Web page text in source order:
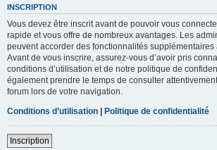
INSCRIPTION
Vous devez être inscrit avant de pouvoir vous
rapide et vous offre de nombreux avantages. Les
peuvent accorder des fonctionnalités supplémentaires
Avant de vous inscrire, assurez-vous d’avoir pris
conditions d’utilisation et de notre politique de
également prendre le temps de consulter
forum lors de votre navigation.
Conditions d’utilisation | Politique de confidentialité
Inscription